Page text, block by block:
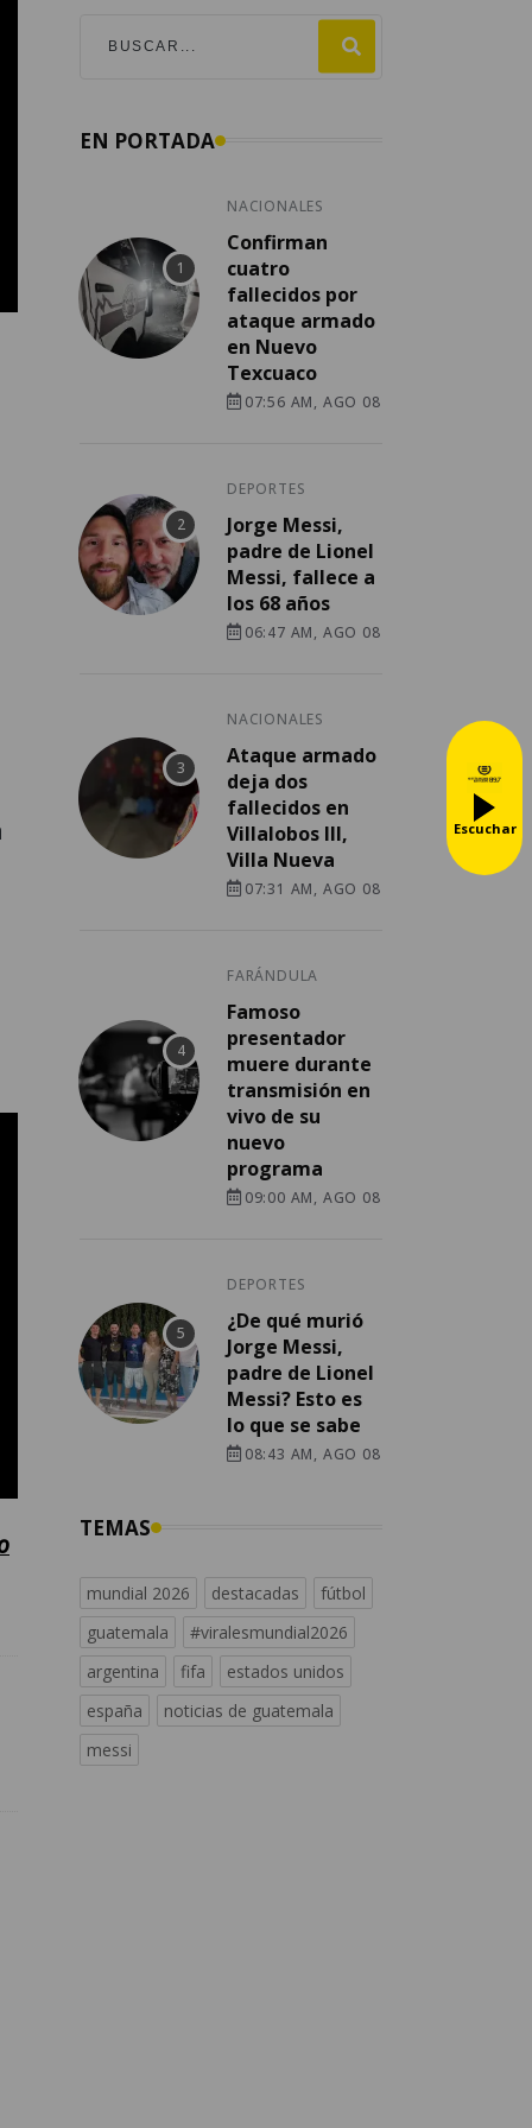
EN PORTADA
NACIONALES
Confirman
cuatro
fallecidos por
ataque armado
en Nuevo
Texcuaco
07:56 AM, AGO 08
DEPORTES
Jorge Messi,
padre de Lionel
Messi, fallece a
los 68 años
06:47 AM, AGO 08
NACIONALES
Ataque armado
deja dos
fallecidos en
Villalobos III,
Villa Nueva
07:31 AM, AGO 08
FARÁNDULA
Famoso
presentador
muere durante
transmisión en
vivo de su
nuevo
programa
09:00 AM, AGO 08
DEPORTES
¿De qué murió
Jorge Messi,
padre de Lionel
Messi? Esto es
lo que se sabe
08:43 AM, AGO 08
TEMAS
mundial 2026 destacadas
fútbol
guatemala
#viralesmundial2026
argentina
fifa
estados unidos
españa
noticias de guatemala
messi
Escuchar